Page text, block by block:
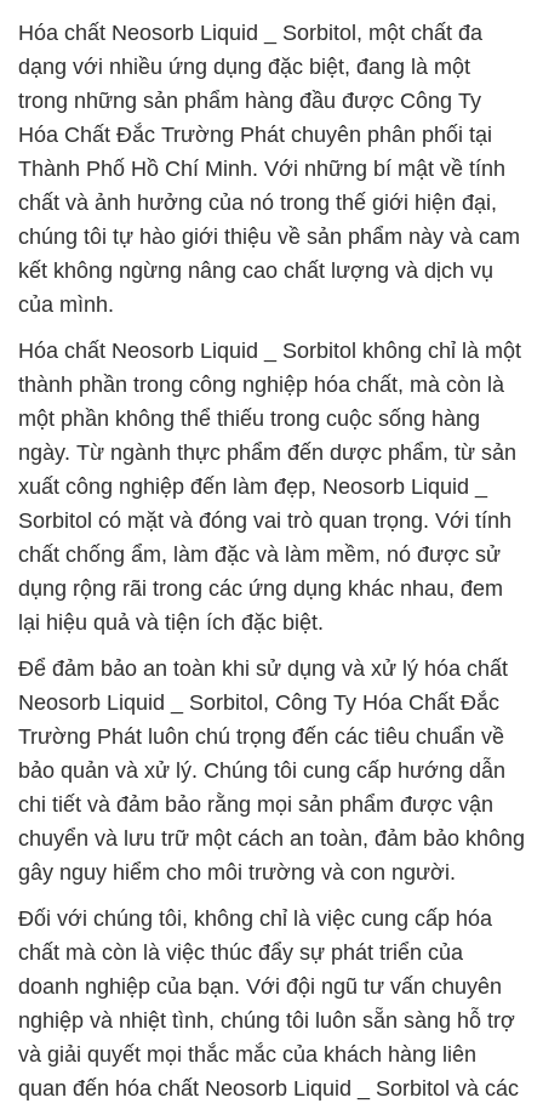
Hóa chất Neosorb Liquid _ Sorbitol, một chất đa
dạng với nhiều ứng dụng đặc biệt, đang là một
trong những sản phẩm hàng đầu được Công Ty
Hóa Chất Đắc Trường Phát chuyên phân phối tại
Thành Phố Hồ Chí Minh. Với những bí mật về tính
chất và ảnh hưởng của nó trong thế giới hiện đại,
chúng tôi tự hào giới thiệu về sản phẩm này và cam
kết không ngừng nâng cao chất lượng và dịch vụ
của mình.
Hóa chất Neosorb Liquid _ Sorbitol không chỉ là một
thành phần trong công nghiệp hóa chất, mà còn là
một phần không thể thiếu trong cuộc sống hàng
ngày. Từ ngành thực phẩm đến dược phẩm, từ sản
xuất công nghiệp đến làm đẹp, Neosorb Liquid _
Sorbitol có mặt và đóng vai trò quan trọng. Với tính
chất chống ẩm, làm đặc và làm mềm, nó được sử
dụng rộng rãi trong các ứng dụng khác nhau, đem
lại hiệu quả và tiện ích đặc biệt.
Để đảm bảo an toàn khi sử dụng và xử lý hóa chất
Neosorb Liquid _ Sorbitol, Công Ty Hóa Chất Đắc
Trường Phát luôn chú trọng đến các tiêu chuẩn về
bảo quản và xử lý. Chúng tôi cung cấp hướng dẫn
chi tiết và đảm bảo rằng mọi sản phẩm được vận
chuyển và lưu trữ một cách an toàn, đảm bảo không
gây nguy hiểm cho môi trường và con người.
Đối với chúng tôi, không chỉ là việc cung cấp hóa
chất mà còn là việc thúc đẩy sự phát triển của
doanh nghiệp của bạn. Với đội ngũ tư vấn chuyên
nghiệp và nhiệt tình, chúng tôi luôn sẵn sàng hỗ trợ
và giải quyết mọi thắc mắc của khách hàng liên
quan đến hóa chất Neosorb Liquid _ Sorbitol và các